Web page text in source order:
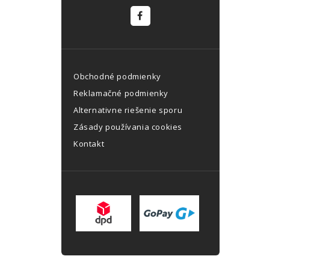
Obchodné podmienky
Reklamačné podmienky
Alternativne riešenie sporu
Zásady používania cookies
Kontakt